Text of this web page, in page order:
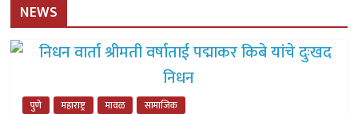
NEWS
पुणे महाराष्ट्र मावळ सामाजिक